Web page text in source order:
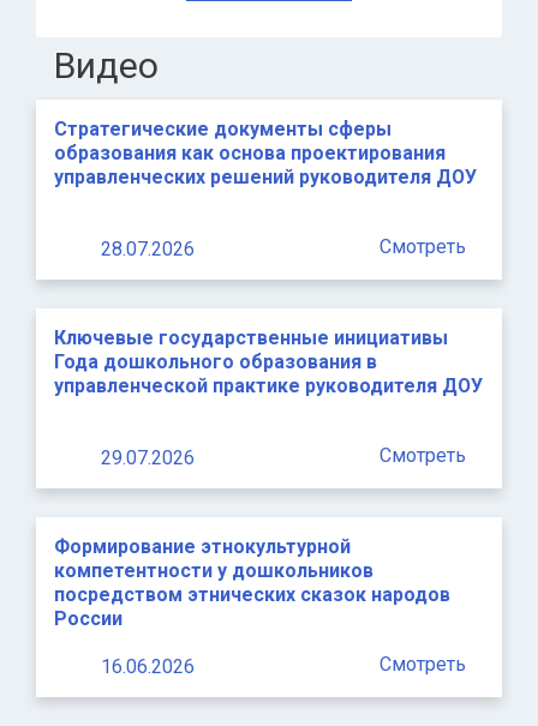
Видео
Стратегические документы сферы
образования как основа проектирования
управленческих решений руководителя ДОУ
28.07.2026 Смотреть
Ключевые государственные инициативы
Года дошкольного образования в
управленческой практике руководителя ДОУ
29.07.2026 Смотреть
Формирование этнокультурной
компетентности у дошкольников
посредством этнических сказок народов
России
16.06.2026 Смотреть